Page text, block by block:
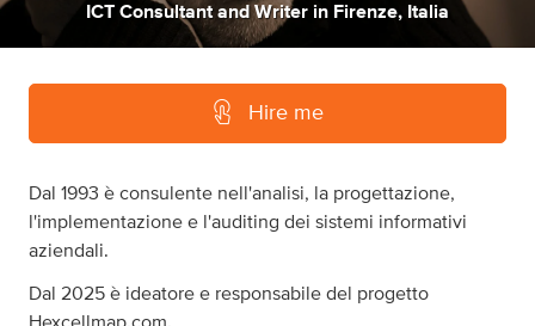
ICT Consultant and Writer in Firenze, Italia
Hire me
Dal 1993 è consulente nell'analisi, la progettazione,
l'implementazione e l'auditing dei sistemi informativi
aziendali.
Dal 2025 è ideatore e responsabile del progetto
Hexcellmap.com.